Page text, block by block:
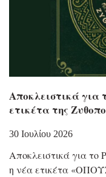
Αποκλειστικά για
ετικέτα της
30 Ιουλίου 2026
Αποκλειστικά για το
η νέα ετικέτα